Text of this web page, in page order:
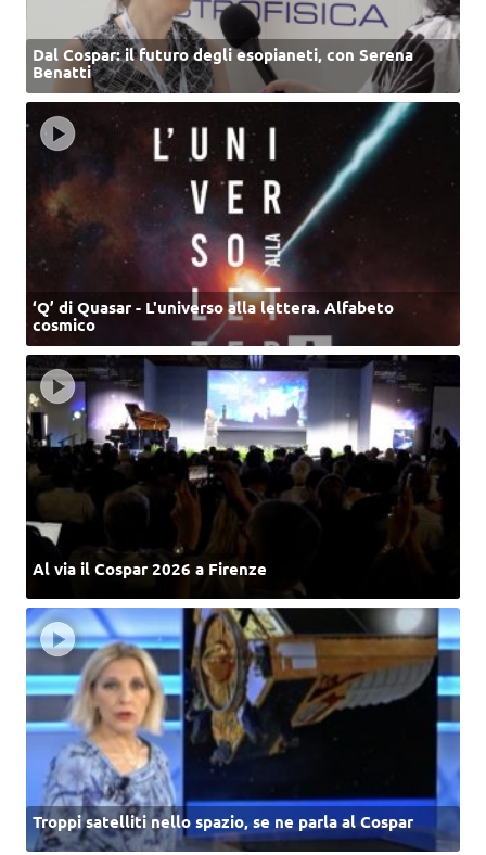
Dal Cospar: il futuro degli esopianeti, con Serena
Benatti
‘Q’ di Quasar - L'universo alla lettera. Alfabeto
cosmico
Al via il Cospar 2026 a Firenze
Troppi satelliti nello spazio, se ne parla al Cospar